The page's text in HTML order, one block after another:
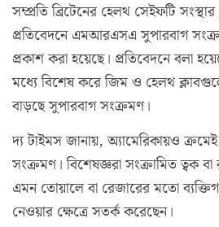
সম্প্রতি ব্রিটেনের হেলথ সেইফটি
প্রতিবেদনে এমআরএসএ সুপারবাগ
প্রকাশ করা হয়েছে। প্রতিবেদনে বলা
মধ্যে বিশেষ করে জিম ও হেলথ
বাড়ছে সুপারবাগ সংক্রমণ।
দ্য টাইমস জানায়, অ্যামেরিকায়ও
সংক্রমণ। বিশেষজ্ঞরা সংক্রামিত ত্বক
এমন তোয়ালে বা রেজারের মতো
নেওয়ার ক্ষেত্রে সতর্ক করেছেন।